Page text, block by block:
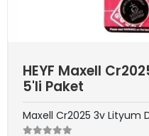
HEYF Maxell
5'li Paket
Maxell Cr2025 3v Lityum